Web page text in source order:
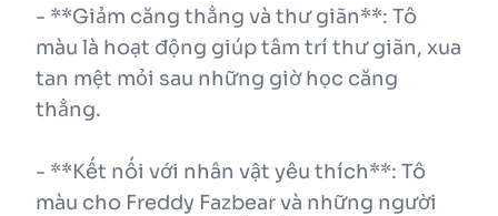
- **Giảm căng thẳng và thư giãn**: Tô
màu là hoạt động giúp tâm trí thư giãn, xua
tan mệt mỏi sau những giờ học căng
thẳng.
- **Kết nối với nhân vật yêu thích**: Tô
màu cho Freddy Fazbear và những người